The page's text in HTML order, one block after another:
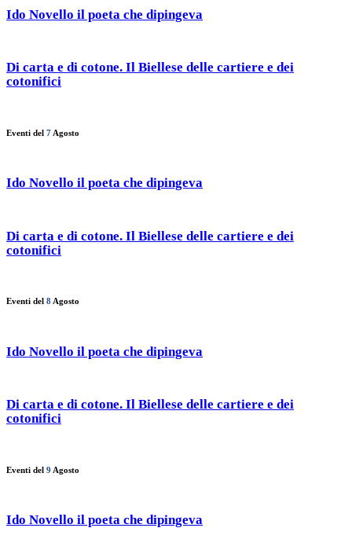
Ido Novello il poeta che dipingeva
Di carta e di cotone. Il Biellese delle cartiere e dei
cotonifici
Eventi del 7 Agosto
Ido Novello il poeta che dipingeva
Di carta e di cotone. Il Biellese delle cartiere e dei
cotonifici
Eventi del 8 Agosto
Ido Novello il poeta che dipingeva
Di carta e di cotone. Il Biellese delle cartiere e dei
cotonifici
Eventi del 9 Agosto
Ido Novello il poeta che dipingeva